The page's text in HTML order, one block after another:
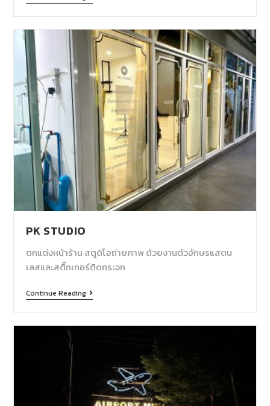
PK STUDIO
ตกแต่งหน้าร้าน สตูดิโอถ่ายภาพ ด้วยงานตัวอักษรแสตน
เลสและสติ๊กเกอร์ติดกระจก
Continue Reading